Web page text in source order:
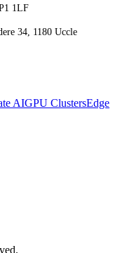
1LF
34, 1180 Uccle
AIGPU ClustersEdge